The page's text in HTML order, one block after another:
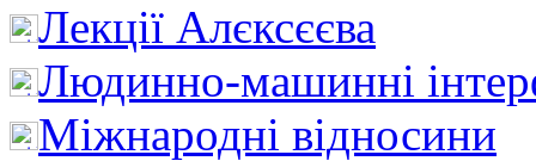
Лекції Алєксєєва
Людинно-машинні
Міжнародні відносини